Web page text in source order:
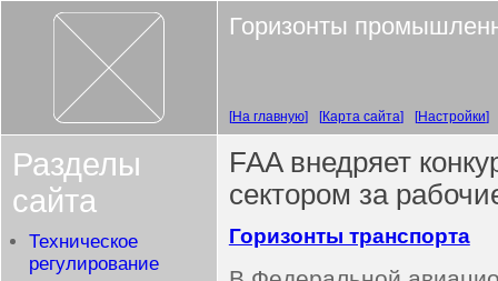
Горизонты
На главную Карта сайта Настройки
Разделы
сайта
Техническое
регулирование
FAA внедряет
сектором за
Горизонты транспорта